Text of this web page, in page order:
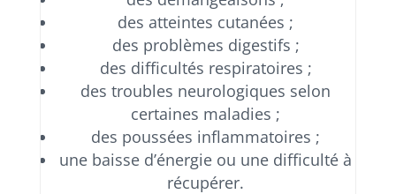
des atteintes cutanées ;
des problèmes digestifs ;
des difficultés respiratoires ;
des troubles neurologiques selon
certaines maladies ;
des poussées inflammatoires ;
une baisse d’énergie ou une difficulté à
récupérer.